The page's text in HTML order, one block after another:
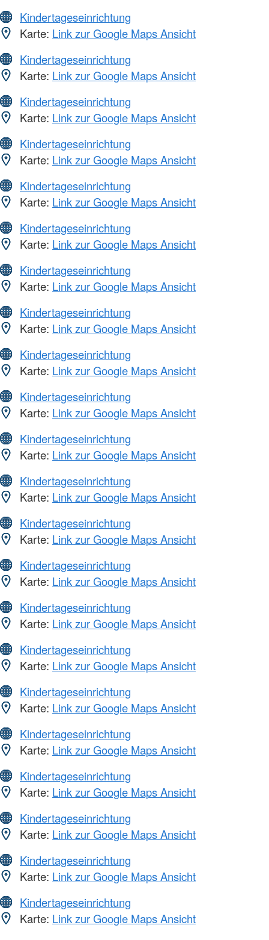
Kindertageseinrichtung
Karte: Link zur Google Maps Ansicht
Kindertageseinrichtung
Karte: Link zur Google Maps Ansicht
Kindertageseinrichtung
Karte: Link zur Google Maps Ansicht
Kindertageseinrichtung
Karte: Link zur Google Maps Ansicht
Kindertageseinrichtung
Karte: Link zur Google Maps Ansicht
Kindertageseinrichtung
Karte: Link zur Google Maps Ansicht
Kindertageseinrichtung
Karte: Link zur Google Maps Ansicht
Kindertageseinrichtung
Karte: Link zur Google Maps Ansicht
Kindertageseinrichtung
Karte: Link zur Google Maps Ansicht
Kindertageseinrichtung
Karte: Link zur Google Maps Ansicht
Kindertageseinrichtung
Karte: Link zur Google Maps Ansicht
Kindertageseinrichtung
Karte: Link zur Google Maps Ansicht
Kindertageseinrichtung
Karte: Link zur Google Maps Ansicht
Kindertageseinrichtung
Karte: Link zur Google Maps Ansicht
Kindertageseinrichtung
Karte: Link zur Google Maps Ansicht
Kindertageseinrichtung
Karte: Link zur Google Maps Ansicht
Kindertageseinrichtung
Karte: Link zur Google Maps Ansicht
Kindertageseinrichtung
Karte: Link zur Google Maps Ansicht
Kindertageseinrichtung
Karte: Link zur Google Maps Ansicht
Kindertageseinrichtung
Karte: Link zur Google Maps Ansicht
Kindertageseinrichtung
Karte: Link zur Google Maps Ansicht
Kindertageseinrichtung
Karte: Link zur Google Maps Ansicht